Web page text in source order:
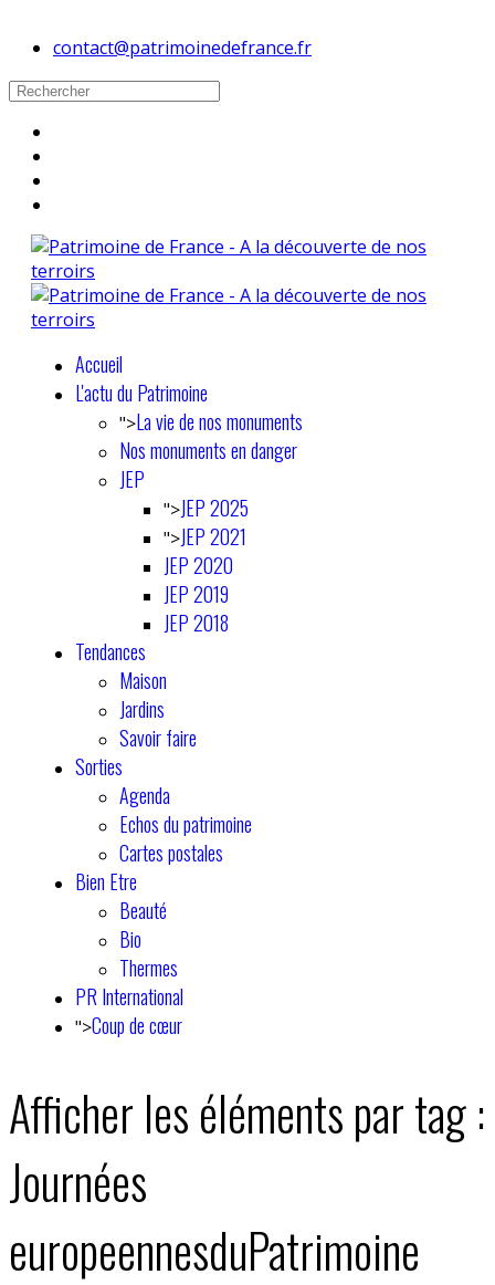
contact@patrimoinedefrance.fr
Accueil
L'actu du Patrimoine
">La vie de nos monuments
Nos monuments en danger
JEP
">JEP 2025
">JEP 2021
JEP 2020
JEP 2019
JEP 2018
Tendances
Maison
Jardins
Savoir faire
Sorties
Agenda
Echos du patrimoine
Cartes postales
Bien Etre
Beauté
Bio
Thermes
PR International
">Coup de cœur
Afficher les éléments par tag :
Journées
europeennesduPatrimoine